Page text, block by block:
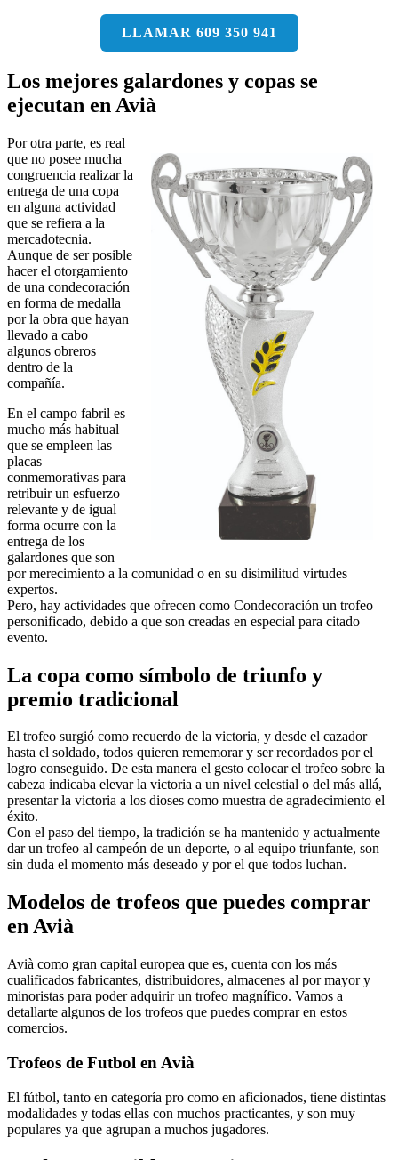
LLAMAR 609 350 941
Los mejores galardones y copas se
ejecutan en Avià
Por otra parte, es real
que no posee mucha
congruencia realizar la
entrega de una copa
en alguna actividad
que se refiera a la
mercadotecnia.
Aunque de ser posible
hacer el otorgamiento
de una condecoración
en forma de medalla
por la obra que hayan
llevado a cabo
algunos obreros
dentro de la
compañía.
En el campo fabril es
mucho más habitual
que se empleen las
placas
conmemorativas para
retribuir un esfuerzo
relevante y de igual
forma ocurre con la
entrega de los
galardones que son
por merecimiento a la comunidad o en su disimilitud virtudes
expertos.
Pero, hay actividades que ofrecen como Condecoración un trofeo
personificado, debido a que son creadas en especial para citado
evento.
La copa como símbolo de triunfo y
premio tradicional
El trofeo surgió como recuerdo de la victoria, y desde el cazador
hasta el soldado, todos quieren rememorar y ser recordados por el
logro conseguido. De esta manera el gesto colocar el trofeo sobre la
cabeza indicaba elevar la victoria a un nivel celestial o del más allá,
presentar la victoria a los dioses como muestra de agradecimiento el
éxito.
Con el paso del tiempo, la tradición se ha mantenido y actualmente
dar un trofeo al campeón de un deporte, o al equipo triunfante, son
sin duda el momento más deseado y por el que todos luchan.
Modelos de trofeos que puedes comprar
en Avià
Avià como gran capital europea que es, cuenta con los más
cualificados fabricantes, distribuidores, almacenes al por mayor y
minoristas para poder adquirir un trofeo magnífico. Vamos a
detallarte algunos de los trofeos que puedes comprar en estos
comercios.
Trofeos de Futbol en Avià
El fútbol, tanto en categoría pro como en aficionados, tiene distintas
modalidades y todas ellas con muchos practicantes, y son muy
populares ya que agrupan a muchos jugadores.